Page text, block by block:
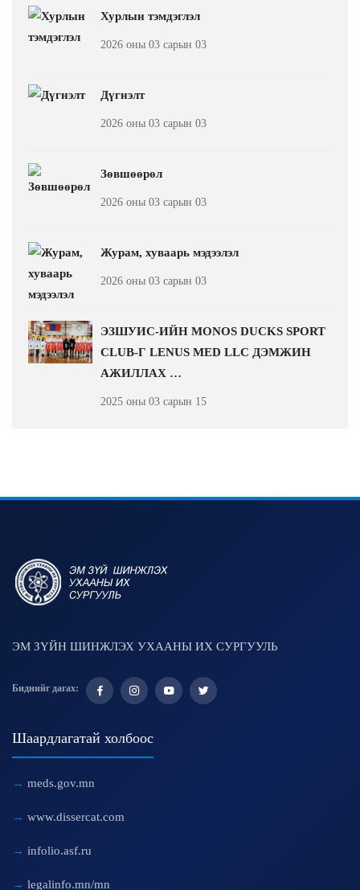
Хурлын тэмдэглэл
2026 оны 03 сарын 03
Дүгнэлт
2026 оны 03 сарын 03
Зөвшөөрөл
2026 оны 03 сарын 03
Журам, хуваарь мэдээлэл
2026 оны 03 сарын 03
ЭЗШУИС-ИЙН MONOS DUCKS SPORT
CLUB-Г LENUS MED LLC ДЭМЖИН
АЖИЛЛАХ …
2025 оны 03 сарын 15
ЭМ ЗҮЙН ШИНЖЛЭХ УХААНЫ ИХ СУРГУУЛЬ
Биднийг дагах:
Шаардлагатай холбоос
meds.gov.mn
www.dissercat.com
infolio.asf.ru
legalinfo.mn/mn